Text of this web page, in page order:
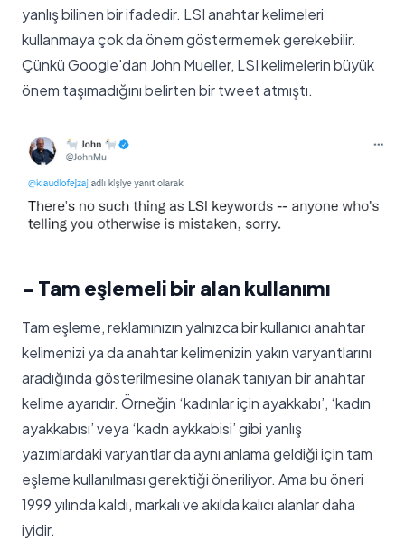
yanlış bilinen bir ifadedir. LSI anahtar kelimeleri
kullanmaya çok da önem göstermemek gerekebilir.
Çünkü Google'dan John Mueller, LSI kelimelerin büyük
önem taşımadığını belirten bir tweet atmıştı.
- Tam eşlemeli bir alan kullanımı
Tam eşleme, reklamınızın yalnızca bir kullanıcı anahtar
kelimenizi ya da anahtar kelimenizin yakın varyantlarını
aradığında gösterilmesine olanak tanıyan bir anahtar
kelime ayarıdır. Örneğin ‘kadınlar için ayakkabı’, ‘kadın
ayakkabısı’ veya ‘kadn aykkabisi’ gibi yanlış
yazımlardaki varyantlar da aynı anlama geldiği için tam
eşleme kullanılması gerektiği öneriliyor. Ama bu öneri
1999 yılında kaldı, markalı ve akılda kalıcı alanlar daha
iyidir.